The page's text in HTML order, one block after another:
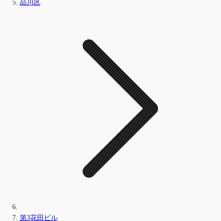
品川区
第3花田ビル